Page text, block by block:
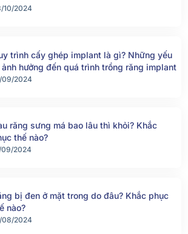
10/2024
trình cấy ghép implant là gì? Những yếu
hưởng đến quá trình trồng răng implant
09/2024
răng sưng má bao lâu thì khỏi? Khắc
thế nào?
09/2024
bị đen ở mặt trong do đâu? Khắc phục
nào?
08/2024